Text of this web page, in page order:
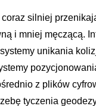
silniej
i mniej męczącą.
unikania
z plików
tyczenia